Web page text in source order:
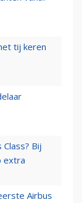
tij keren
Bij
extra
Airbus